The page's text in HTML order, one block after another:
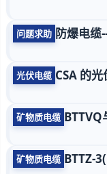
问题求助 防爆电缆
光伏电缆 CSA 的
矿物质电缆 BTTVQ
矿物质电缆 BTTZ-